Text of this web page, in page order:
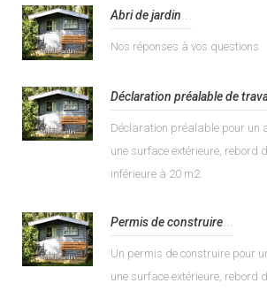
Abri de jardin...
Nos réponses à vos questions
Déclaration préalable de
Déclaration préalable pour un
une surface extérieure, rebord
inférieure à 20 m2.
Permis de construire
Un permis de construire pour
une surface extérieure, rebord